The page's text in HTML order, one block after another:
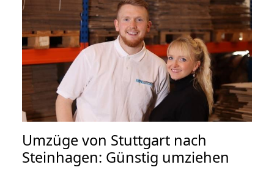
Umzüge von Stuttgart nach
Steinhagen: Günstig umziehen